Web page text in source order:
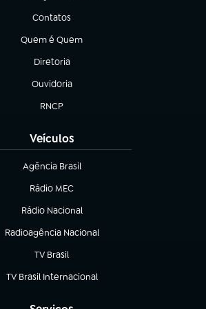
Contatos
(abre em nova aba)
Quem é Quem
(abre em nova aba)
Diretoria
(abre em nova aba)
Ouvidoria
(abre em nova aba)
RNCP
(abre em nova aba)
Veículos
Agência Brasil
(abre em nova aba)
Rádio MEC
Rádio Nacional
(abre em nova aba)
Radioagência Nacional
(abre em nova aba)
TV Brasil
(abre em nova aba)
TV Brasil Internacional
(abre em nova aba)